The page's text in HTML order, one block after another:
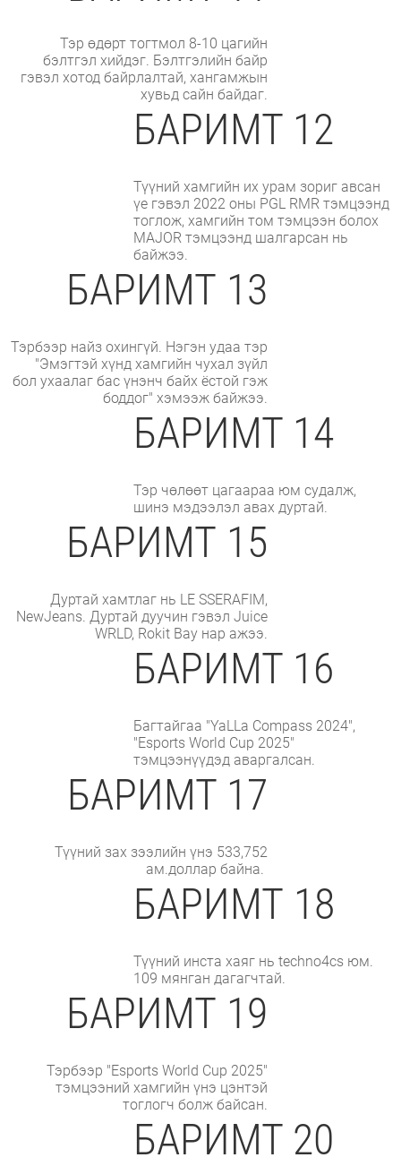
Тэр өдөрт тогтмол 8-10 цагийн
бэлтгэл хийдэг. Бэлтгэлийн байр
гэвэл хотод байрлалтай, хангамжын
хувьд сайн байдаг.
БАРИМТ 12
Түүний хамгийн их урам зориг авсан
үе гэвэл 2022 оны PGL RMR тэмцээнд
тоглож, хамгийн том тэмцээн болох
MAJOR тэмцээнд шалгарсан нь
байжээ.
БАРИМТ 13
Тэрбээр найз охингүй. Нэгэн удаа тэр
"Эмэгтэй хүнд хамгийн чухал зүйл
бол ухаалаг бас үнэнч байх ёстой гэж
боддог" хэмээж байжээ.
БАРИМТ 14
Тэр чөлөөт цагаараа юм судалж,
шинэ мэдээлэл авах дуртай.
БАРИМТ 15
Дуртай хамтлаг нь LE SSERAFIM,
NewJeans. Дуртай дуучин гэвэл Juice
WRLD, Rokit Bay нар ажээ.
БАРИМТ 16
Багтайгаа "YaLLa Compass 2024",
"Esports World Cup 2025"
тэмцээнүүдэд аваргалсан.
БАРИМТ 17
Түүний зах зээлийн үнэ 533,752
ам.доллар байна.
БАРИМТ 18
Түүний инста хаяг нь techno4cs юм.
109 мянган дагагчтай.
БАРИМТ 19
Тэрбээр "Esports World Cup 2025"
тэмцээний хамгийн үнэ цэнтэй
тоглогч болж байсан.
БАРИМТ 20